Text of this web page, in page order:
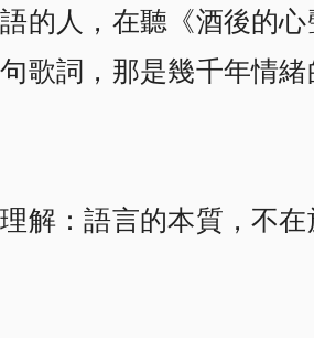
的人，在聽《酒後的
歌詞，那是幾千年情
解：語言的本質，不